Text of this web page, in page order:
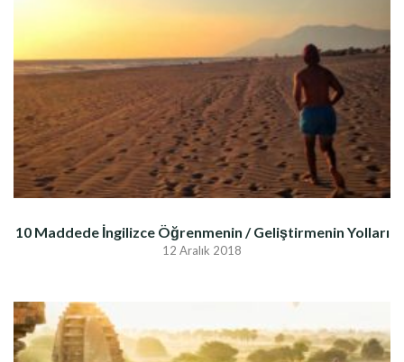
10 Maddede İngilizce Öğrenmenin / Geliştirmenin Yolları
12 Aralık 2018